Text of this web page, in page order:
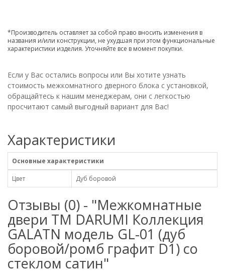
*Производитель оставляет за собой право вносить изменения в
названия и/или конструкции, не ухудшая при этом функциональные
характеристики изделия. Уточняйте все в момент покупки.
Если у Вас остались вопросы или Вы хотите узнать
стоимость межкомнатного дверного блока с установкой,
обращайтесь к нашим менеджерам, они с легкостью
просчитают самый выгодный вариант для Вас!
Характеристики
Основные характеристики
Цвет Дуб боровой
Отзывы (0) - "Межкомнатные
двери ТМ DARUMI Коллекция
GALATN модель GL-01 (дуб
боровой/ромб графит D1) со
стеклом сатин"